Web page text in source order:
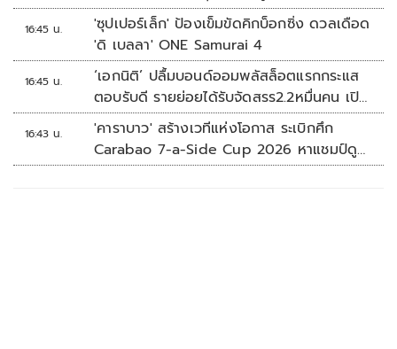
16:45 น.
'ซุปเปอร์เล็ก' ป้องเข็มขัดคิกบ็อกซิ่ง ดวลเดือด
'ดิ เบลลา' ONE Samurai 4
16:45 น.
‘เอกนิติ’ ปลื้มบอนด์ออมพลัสล็อตแรกกระแส
ตอบรับดี รายย่อยได้รับจัดสรร2.2หมื่นคน เปิด
จองรอบใหม่ก.ย.นี้
16:43 น.
'คาราบาว' สร้างเวทีแห่งโอกาส ระเบิกศึก
Carabao 7-a-Side Cup 2026 หาแชมป์ดู
บอลที่เวมบลีย์